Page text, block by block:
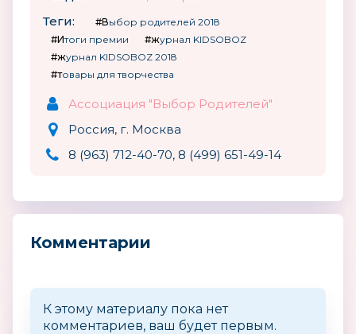
Теги:
#Выбор родителей 2018
#Итоги премии
#журнал KIDSOBOZ
#журнал KIDSOBOZ 2018
#товары для творчества
Ассоциация "Выбор Родителей"
Россия, г. Москва
8 (963) 712-40-70, 8 (499) 651-49-14
Комментарии
К этому материалу пока нет
комментариев, ваш будет первым.